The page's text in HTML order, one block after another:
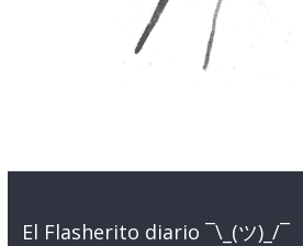
El Flasherito diario ¯\_(ツ)_/¯